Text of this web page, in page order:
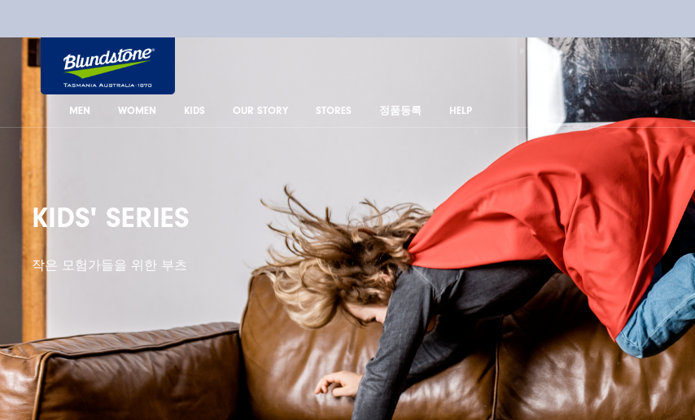
사
트
MEN WOMEN KIDS OUR STORY STORES 정품등록 HELP
KIDS' SERIES
작은 모험가들을 위한 부츠